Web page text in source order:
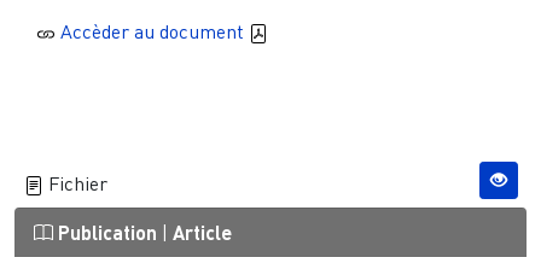
Accèder au document
Fichier
Publication Article